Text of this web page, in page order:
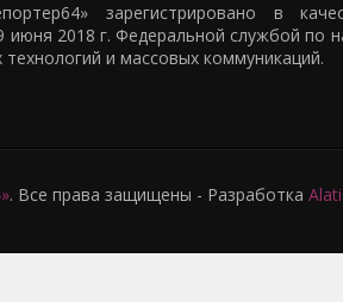
зарегистрировано в
2018 г. Федеральной службой по
и массовых коммуникаций.
. Все права защищены - Разработка